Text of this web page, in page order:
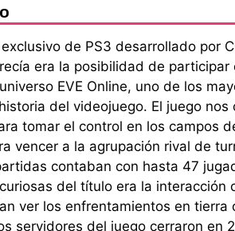
de PS3 desarrollado por
era la posibilidad de
EVE Online, uno de los
del videojuego. El juego
tomar el control en los campos
vencer a la agrupación rival de
contaban con hasta 47
del título era la interacción
ver los enfrentamientos en
servidores del juego cerraron en